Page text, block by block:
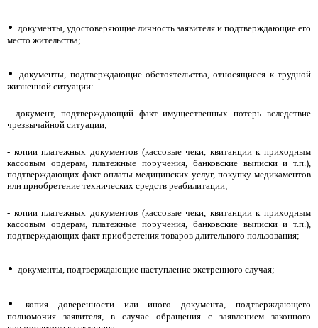
• документы, удостоверяющие личность заявителя и подтверждающие его
место жительства;
•
документы, подтверждающие обстоятельства, относящиеся к трудной
жизненной ситуации:
- документ, подтверждающий факт имущественных потерь вследствие
чрезвычайной ситуации;
- копии платежных документов (кассовые чеки, квитанции к приходным
кассовым ордерам, платежные поручения, банковские выписки и т.п.),
подтверждающих факт оплаты медицинских услуг, покупку медикаментов
или приобретение технических средств реабилитации;
- копии платежных документов (кассовые чеки, квитанции к приходным
кассовым ордерам, платежные поручения, банковские выписки и т.п.),
подтверждающих факт приобретения товаров длительного пользования;
• документы, подтверждающие наступление экстренного случая;
•
копия доверенности или иного документа, подтверждающего
полномочия заявителя, в случае обращения с заявлением законного